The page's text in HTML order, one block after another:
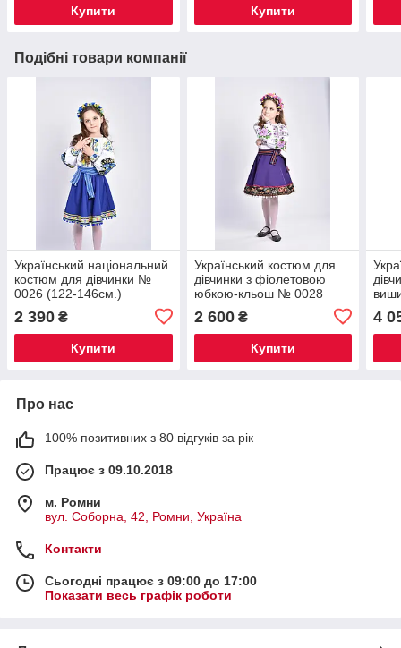
Купити Купити
Подібні товари компанії
Український національний
костюм для дівчинки №
0026 (122-146см.)
2 390 ₴
Купити
Український костюм для
дівчинки з фіолетовою
юбкою-кльош № 0028
2 600₴
Купити
4
Про нас
100% позитивних з 80 відгуків за рік
Працює з 09.10.2018
м. Ромни
вул. Соборна, 42, Ромни, Україна
Контакти
Сьогодні працює з 09:00 до 17:00
Показати весь графік роботи